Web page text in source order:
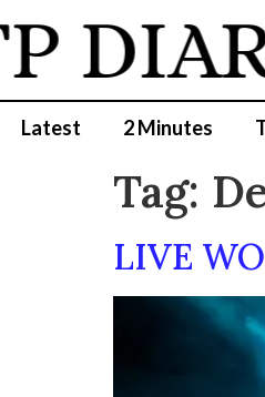
Latest 2 Minutes
Tag:
LIVE